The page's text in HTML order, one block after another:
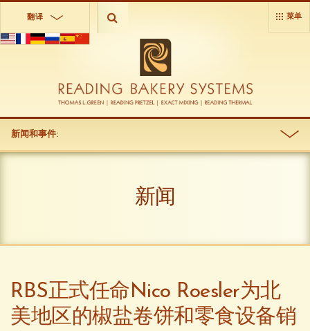
翻译 菜单
新闻和事件:
新闻
RBS正式任命Nico Roesler为北
美地区的椒盐卷饼和零食设备销